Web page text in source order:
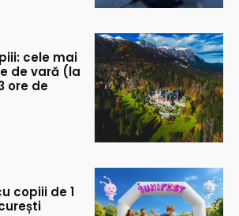
cele mai
de vară (la
ore de
copiii de 1